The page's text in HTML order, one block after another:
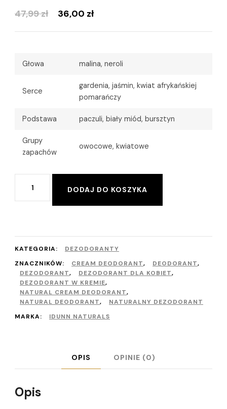
47,99zł
Pierwotna
36,00 złAktualna
Głowa malina, neroli
Serce
gardenia, jaśmin, kwiat afrykańskiej
pomarańczy
Podstawa paczuli, biały miód, bursztyn
Grupy
zapachów
owocowe, kwiatowe
Dezodorant
dla
kobiet
60
ml
DODAJ DO KOSZYKA
KATEGORIA:
DEZODORANTY
ZNACZNIKÓW:
CREAM DEODORANT, DEODORANT,
DEZODORANT, DEZODORANT DLA KOBIET,
DEZODORANT W KREMIE,
NATURAL CREAM DEODORANT,
NATURAL DEODORANT,
NATURALNY DEZODORANT
MARKA:
IDUNN NATURALS
OPIS OPINIE (0)
Opis